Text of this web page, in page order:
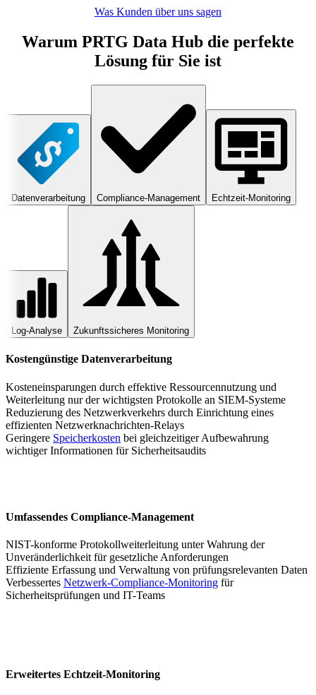
Was Kunden über uns sagen
Warum PRTG Data Hub die perfekte
Lösung für Sie ist
Datenverarbeitung Compliance-Management Echtzeit-Monitoring
Log-Analyse Zukunftssicheres Monitoring
Kostengünstige Datenverarbeitung
Kosteneinsparungen durch effektive Ressourcennutzung und
Weiterleitung nur der wichtigsten Protokolle an SIEM-Systeme
Reduzierung des Netzwerkverkehrs durch Einrichtung eines
effizienten Netzwerknachrichten-Relays
Geringere Speicherkosten bei gleichzeitiger Aufbewahrung
wichtiger Informationen für Sicherheitsaudits
Umfassendes Compliance-Management
NIST-konforme Protokollweiterleitung unter Wahrung der
Unveränderlichkeit für gesetzliche Anforderungen
Effiziente Erfassung und Verwaltung von prüfungsrelevanten Daten
Verbessertes Netzwerk-Compliance-Monitoring für
Sicherheitsprüfungen und IT-Teams
Erweitertes Echtzeit-Monitoring